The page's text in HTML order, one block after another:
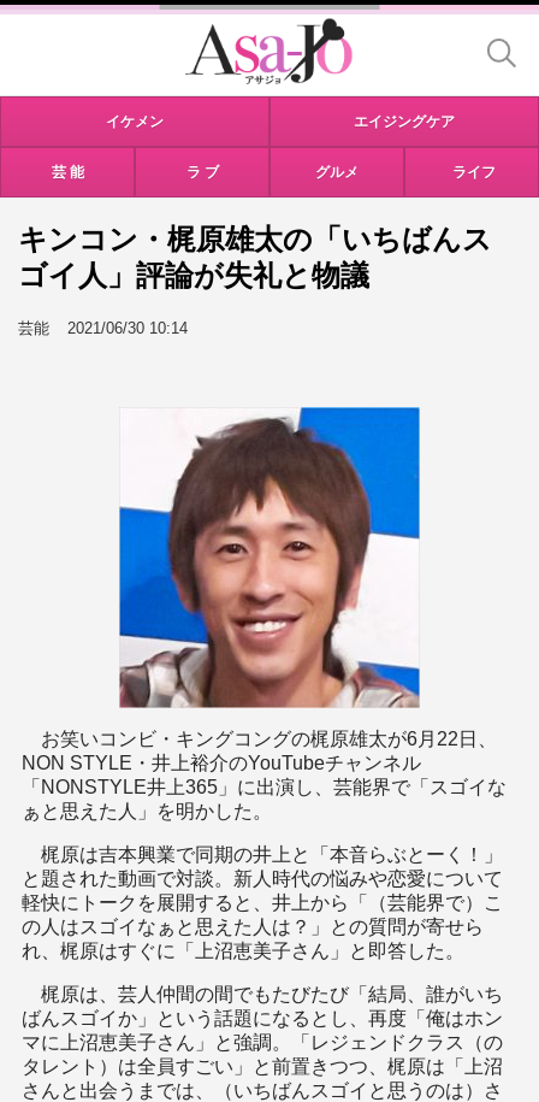
イケメン エイジングケア
芸 能 ラ ブ グルメ ライフ
キンコン・梶原雄太の「いちばんス
ゴイ人」評論が失礼と物議
芸能 2021/06/30 10:14
お笑いコンビ・キングコングの梶原雄太が6月22日、
NON STYLE・井上裕介のYouTubeチャンネル
「NONSTYLE井上365」に出演し、芸能界で「スゴイな
ぁと思えた人」を明かした。
梶原は吉本興業で同期の井上と「本音らぶとーく！」
と題された動画で対談。新人時代の悩みや恋愛について
軽快にトークを展開すると、井上から「（芸能界で）こ
の人はスゴイなぁと思えた人は？」との質問が寄せら
れ、梶原はすぐに「上沼恵美子さん」と即答した。
梶原は、芸人仲間の間でもたびたび「結局、誰がいち
ばんスゴイか」という話題になるとし、再度「俺はホン
マに上沼恵美子さん」と強調。「レジェンドクラス（の
タレント）は全員すごい」と前置きつつ、梶原は「上沼
さんと出会うまでは、（いちばんスゴイと思うのは）さ